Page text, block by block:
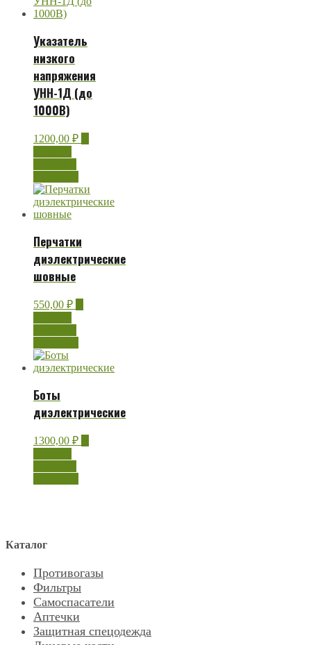
Указатель
низкого
напряжения
УНН-1Д (до
1000В)
1200,00 ₽
Перчатки
диэлектрические
шовные
550,00 ₽
Боты
диэлектрические
1300,00 ₽
Каталог
Противогазы
Фильтры
Самоспасатели
Аптечки
Защитная спецодежда